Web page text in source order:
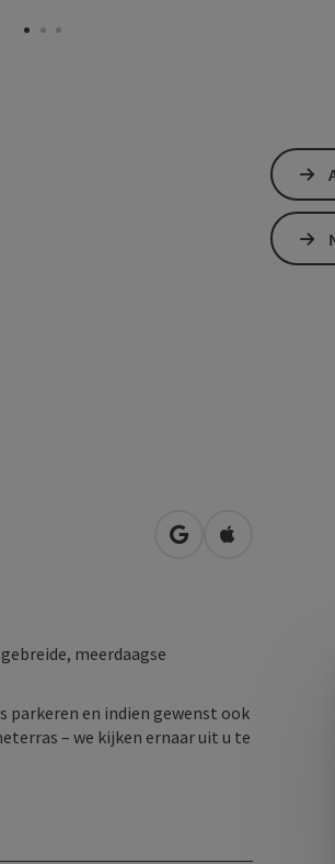
Openen in Google
Openen in
meerdaagse
parkeren en indien gewenst ook
– we kijken ernaar uit u te